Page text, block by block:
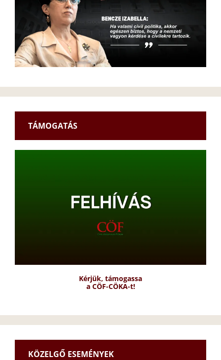
TÁMOGATÁS
Kérjük, támogassa
a CÖF-CÖKA-t!
KÖZELGŐ ESEMÉNYEK